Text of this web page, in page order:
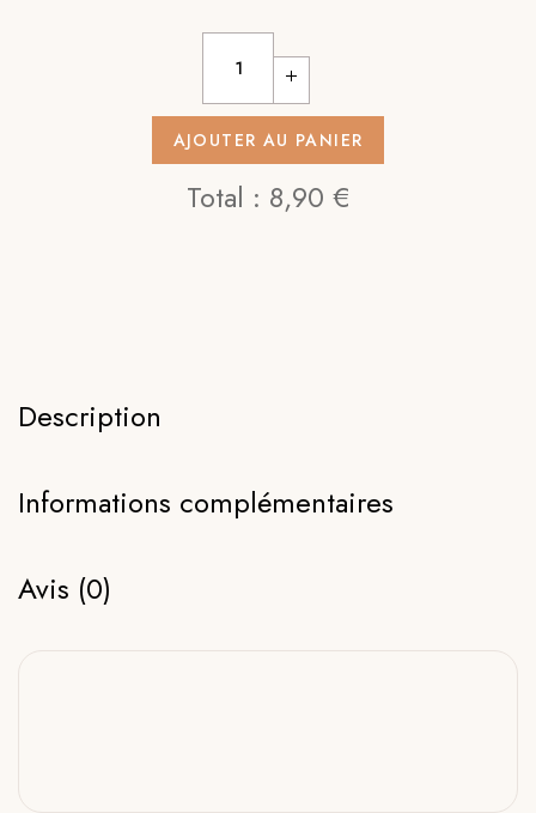
Fil 100% organic coton - 275m - vert eau
AJOUTER AU PANIER
Total : 8,90 €
Description
Informations complémentaires
Avis (0)